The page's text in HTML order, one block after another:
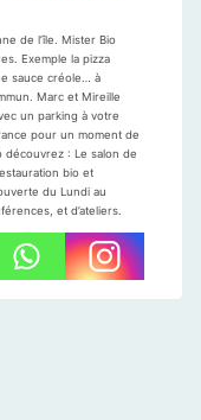
de l’île. Mister Bio
Exemple la pizza
sauce créole… à
Marc et Mireille
un parking à votre
pour un moment de
: Le salon de
bio et
du Lundi au
et d’ateliers.